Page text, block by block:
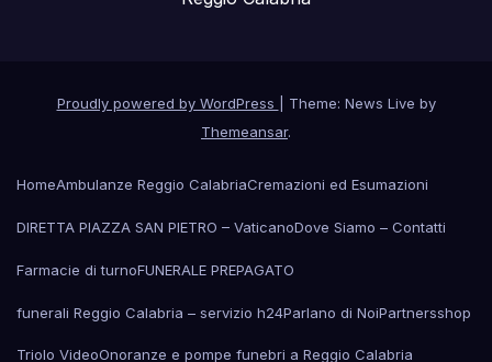
Proudly powered by WordPress
Theme: News Live by
Themeansar.
HomeAmbulanze Reggio CalabriaCremazioni ed Esumazioni
DIRETTA PIAZZA SAN PIETRO – VaticanoDove Siamo – Contatti
Farmacie di turnoFUNERALE PREPAGATO
funerali Reggio Calabria – servizio h24Parlano di NoiPartnersshop
Triolo VideoOnoranze e pompe funebri a Reggio Calabria